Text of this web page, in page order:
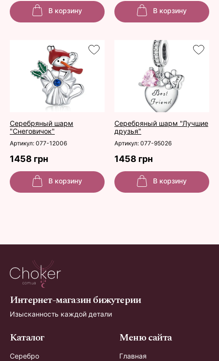
В корзину В корзину
Серебряный шарм
"Снеговичок"
Серебряный шарм "Лучшие
друзья"
Артикул: 077-12006 Артикул: 077-95026
1458 грн 1458 грн
В корзину В корзину
Интернет-магазин бижутерии
Изысканность каждой детали
Каталог
Серебро
Меню сайта
Главная